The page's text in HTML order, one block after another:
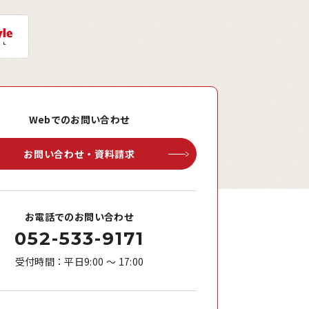
Webでのお問い合わせ
お問い合わせ・資料請求
お電話でのお問い合わせ
052-533-9171
受付時間：平日9:00 ～ 17:00